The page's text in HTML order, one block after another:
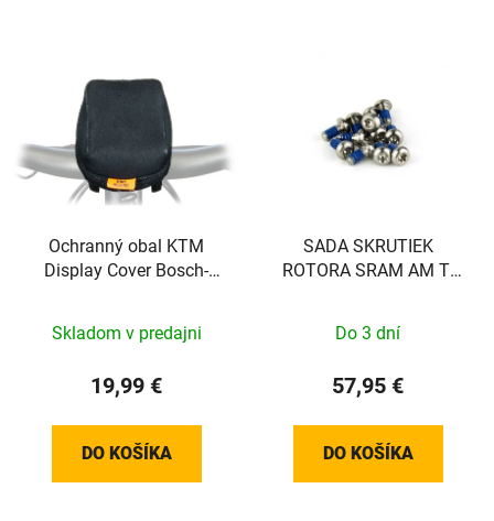
Ochranný obal KTM
Display Cover Bosch-
Skladom v predajni
19,99 €
DO KOŠÍKA
SADA SKRUTIEK
ROTORA SRAM AM TI
Do 3 dní
57,95 €
DO KOŠÍKA